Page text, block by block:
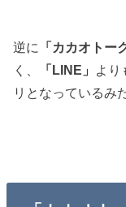
逆に 「カカオトー
く、
「LINE」 より
リとなっているみ